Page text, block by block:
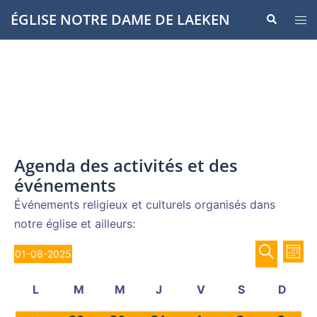
Aller
auÉGLISE NOTRE DAME DE LAEKEN
le
Agenda des activités et des
événements
Événements religieux et culturels organisés dans
notre église et ailleurs:
Évènements
et
de
de
MOIS
01-08-2025
date.
Calendrier
de
L
lundi
M
mardi
M
mercredi
J
jeudi
V
vendredi
S
samedi
D